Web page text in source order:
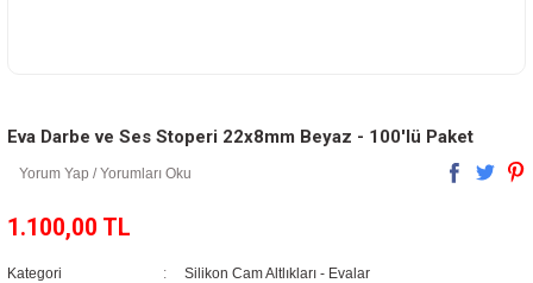
Eva Darbe ve Ses Stoperi 22x8mm Beyaz - 100'lü Paket
Yorum Yap / Yorumları Oku
1.100,00 TL
Kategori
Silikon Cam Altlıkları - Evalar